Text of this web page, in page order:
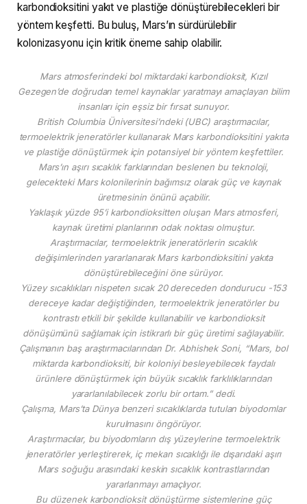
karbondioksitini yakıt ve plastiğe dönüştürebilecekleri bir
yöntem keşfetti. Bu buluş, Mars’ın sürdürülebilir
kolonizasyonu için kritik öneme sahip olabilir.
Mars atmosferindeki bol miktardaki karbondioksit, Kızıl
Gezegen’de doğrudan temel kaynaklar yaratmayı amaçlayan bilim
insanları için eşsiz bir fırsat sunuyor.
British Columbia Üniversitesi’ndeki (UBC) araştırmacılar,
termoelektrik jeneratörler kullanarak Mars karbondioksitini yakıta
ve plastiğe dönüştürmek için potansiyel bir yöntem keşfettiler.
Mars’ın aşırı sıcaklık farklarından beslenen bu teknoloji,
gelecekteki Mars kolonilerinin bağımsız olarak güç ve kaynak
üretmesinin önünü açabilir.
Yaklaşık yüzde 95’i karbondioksitten oluşan Mars atmosferi,
kaynak üretimi planlarının odak noktası olmuştur.
Araştırmacılar, termoelektrik jeneratörlerin sıcaklık
değişimlerinden yararlanarak Mars karbondioksitini yakıta
dönüştürebileceğini öne sürüyor.
Yüzey sıcaklıkları nispeten sıcak 20 dereceden dondurucu -153
dereceye kadar değiştiğinden, termoelektrik jeneratörler bu
kontrastı etkili bir şekilde kullanabilir ve karbondioksit
dönüşümünü sağlamak için istikrarlı bir güç üretimi sağlayabilir.
Çalışmanın baş araştırmacılarından Dr. Abhishek Soni, “Mars, bol
miktarda karbondioksiti, bir koloniyi besleyebilecek faydalı
ürünlere dönüştürmek için büyük sıcaklık farklılıklarından
yararlanılabilecek zorlu bir ortam.” dedi.
Çalışma, Mars’ta Dünya benzeri sıcaklıklarda tutulan biyodomlar
kurulmasını öngörüyor.
Araştırmacılar, bu biyodomların dış yüzeylerine termoelektrik
jeneratörler yerleştirerek, iç mekan sıcaklığı ile dışarıdaki aşırı
Mars soğuğu arasındaki keskin sıcaklık kontrastlarından
yararlanmayı amaçlıyor.
Bu düzenek karbondioksit dönüştürme sistemlerine güç